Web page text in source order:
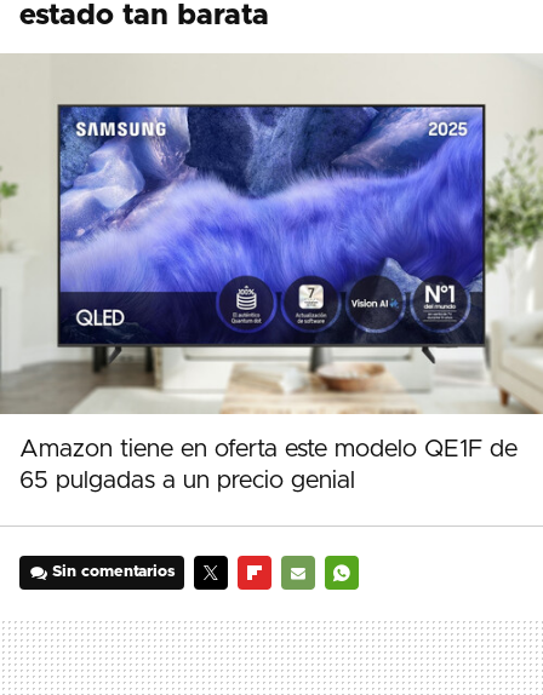
estado tan barata
Amazon tiene en oferta este modelo QE1F de
65 pulgadas a un precio genial
Sin comentarios
MAIL